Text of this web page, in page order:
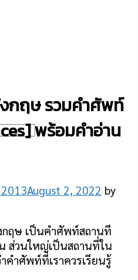
กฤษ รวมคำศัพท์
พร้อมคำอ่าน
August 2, 2022 by
ฤษ เป็นคำศัพท์สถานที
ส่วนใหญ่เป็นสถานที่ใน
คำศัพท์ที่เราควรเรียนรู้